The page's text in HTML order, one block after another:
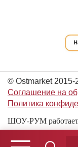
© Ostmarket
Соглашение на
Политика
ШОУ-РУМ работает